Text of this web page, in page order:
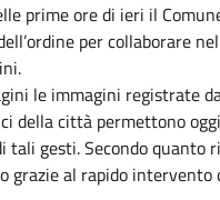
prime ore di ieri il
per collaborare
le immagini registrate
della città permettono
tali gesti. Secondo quanto
al rapido intervento